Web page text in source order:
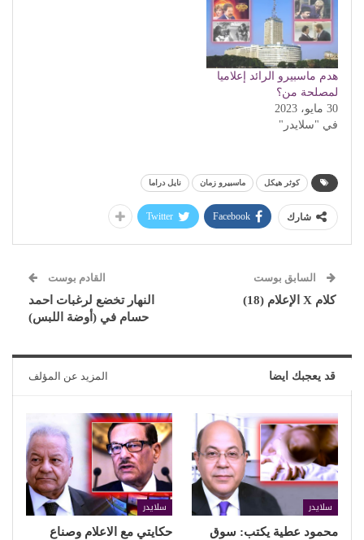
هدم ماسبيرو الرائد إعلاميا
لمصلحة من؟
30 مايو، 2023
في "سلايدر"
كوثر هيكل ماسبيرو زمان نايل دراما
شارك Facebook
Twitter
السابق بوست
كلام X الإعلام (18)
القادم بوست
النهار تخضع لرغبات احمد
حسام في (أوضة اللبس)
قد يعجبك ايضا المزيد عن المؤلف
سلايدر
محمود عطية يكتب: سوق
سلايدر
حكايتي مع الاعلام وصناع